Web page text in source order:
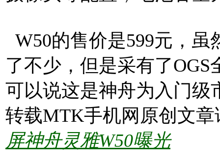
W50的售价是599元，
了不少，但是采有了
可以说这是神舟为入门级
转载MTK手机网原创文
屏神舟灵雅W50曝光